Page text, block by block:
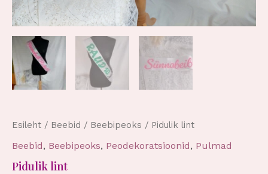
Esileht / Beebid / Beebipeoks / Pidulik lint
Beebid, Beebipeoks, Peodekoratsioonid, Pulmad
Pidulik lint